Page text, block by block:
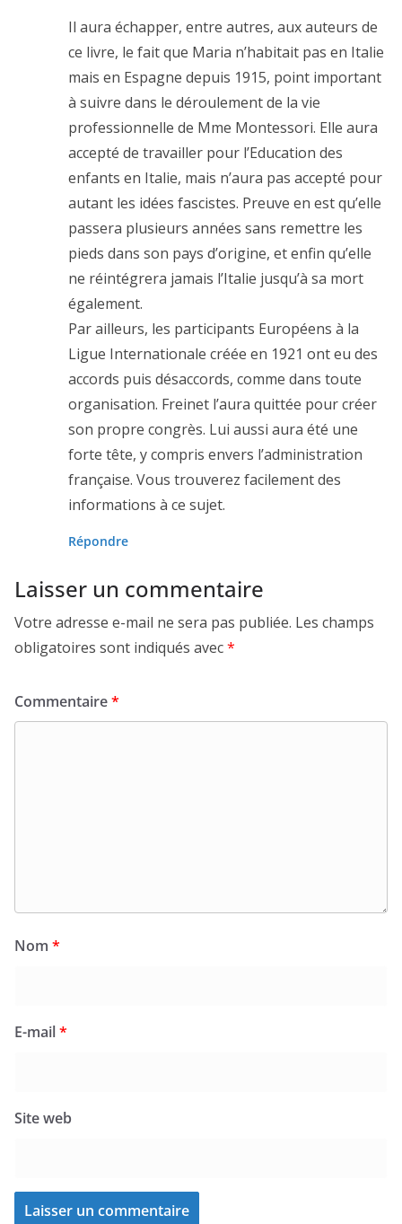
Il aura échapper, entre autres, aux auteurs de
ce livre, le fait que Maria n’habitait pas en Italie
mais en Espagne depuis 1915, point important
à suivre dans le déroulement de la vie
professionnelle de Mme Montessori. Elle aura
accepté de travailler pour l’Education des
enfants en Italie, mais n’aura pas accepté pour
autant les idées fascistes. Preuve en est qu’elle
passera plusieurs années sans remettre les
pieds dans son pays d’origine, et enfin qu’elle
ne réintégrera jamais l’Italie jusqu’à sa mort
également.
Par ailleurs, les participants Européens à la
Ligue Internationale créée en 1921 ont eu des
accords puis désaccords, comme dans toute
organisation. Freinet l’aura quittée pour créer
son propre congrès. Lui aussi aura été une
forte tête, y compris envers l’administration
française. Vous trouverez facilement des
informations à ce sujet.
Répondre
Laisser un commentaire
Votre adresse e-mail ne sera pas publiée. Les champs
obligatoires sont indiqués avec*
Commentaire*
Nom *
E-mail*
Site web